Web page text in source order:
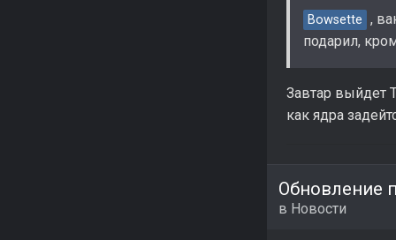
Bowsette ,
подарил,
Завтар выйдет
как ядра
Обновление
в Новости